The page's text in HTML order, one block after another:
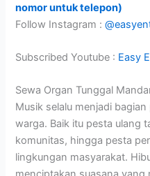
nomor untuk telepon)
Follow Instagram :
Subscribed Youtube : Easy
Sewa Organ Tunggal
Musik selalu menjadi
warga. Baik itu pesta ulang
komunitas, hingga pesta
lingkungan masyarakat.